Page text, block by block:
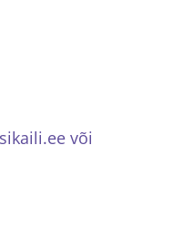
või